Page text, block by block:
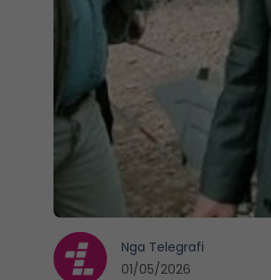
Nga Telegrafi
01/05/2026